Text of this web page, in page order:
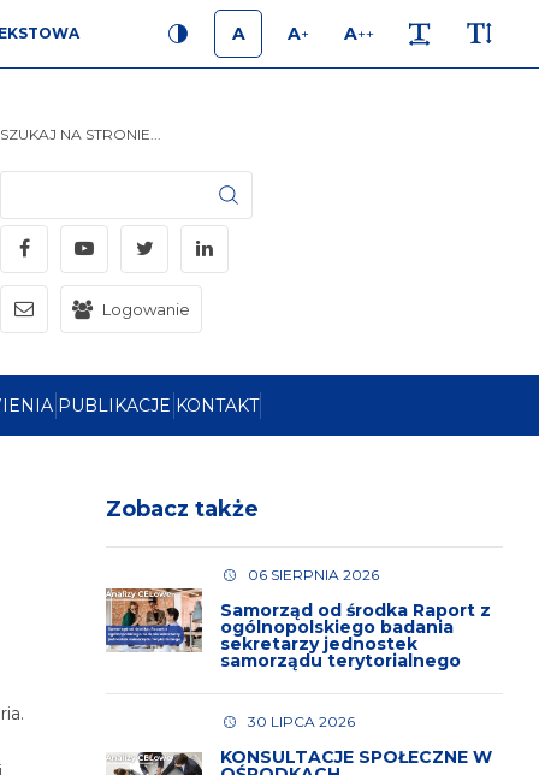
KONTRAST
A A+ A++
ROZMIAR 3 ODSTĘPY WYSOKOŚĆ
SZUKAJ NA STRONIE...
Szukaj
FacebookYouTubeTwitterLinkedIn
mail Logowanie
PUBLIKACJE KONTAKT
Zobacz także
06 SIERPNIA 2026
Samorząd od środka Raport z
ogólnopolskiego badania
sekretarzy jednostek
samorządu terytorialnego
30 LIPCA 2026
KONSULTACJE SPOŁECZNE W